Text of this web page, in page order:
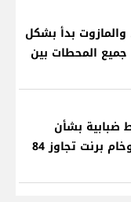
والمازوت بدأ بشكل
المحطات بين
ضبابية بشأن
إعادة فتح مضيق هرمز وخام برنت تجاوز 84